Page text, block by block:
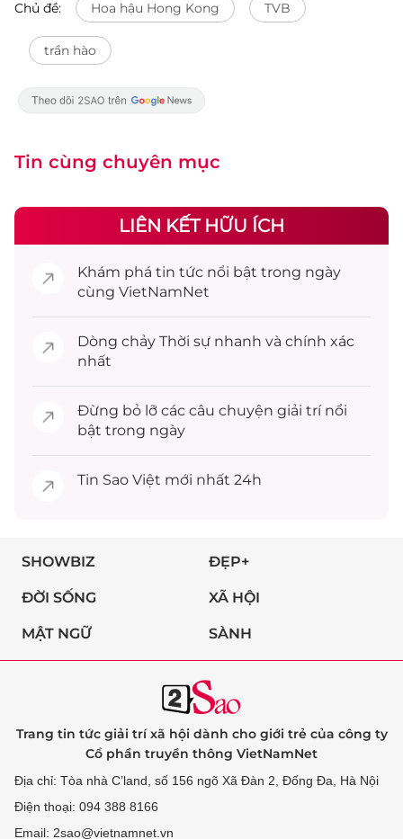
Chủ đề: Hoa hậu Hong Kong TVB
trần hào
Tin cùng chuyên mục
LIÊN KẾT HỮU ÍCH
Khám phá tin tức nổi bật trong ngày
cùng VietNamNet
Dòng chảy Thời sự nhanh và chính xác
nhất
Đừng bỏ lỡ các câu chuyện giải trínổi
bật trong ngày
Tin Sao Việt mới nhất 24h
SHOWBIZ ĐẸP+
ĐỜI SỐNG XÃ HỘI
MẬT NGỮ SÀNH
Trang tin tức giải trí xã hội dành cho giới trẻ của công ty
Cổ phần truyền thông VietNamNet
Địa chỉ: Tòa nhà C’land, số 156 ngõ Xã Đàn 2, Đống Đa, Hà Nội
Điện thoại: 094 388 8166
Email: 2sao@vietnamnet.vn